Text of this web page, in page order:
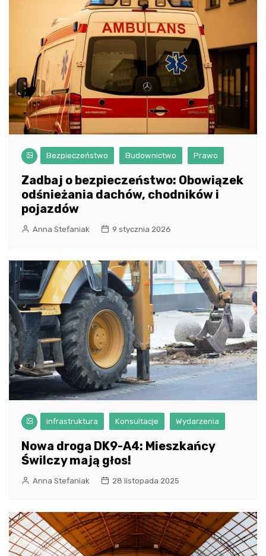
Bezpieczeństwo Budownictwo Prawo
Zadbaj o bezpieczeństwo: Obowiązek
odśnieżania dachów, chodników i
pojazdów
Anna Stefaniak 9 stycznia 2026
infrastruktura Konsultacje Wydarzenia
Nowa droga DK9-A4: Mieszkańcy
Świlczy mają głos!
Anna Stefaniak 28 listopada 2025